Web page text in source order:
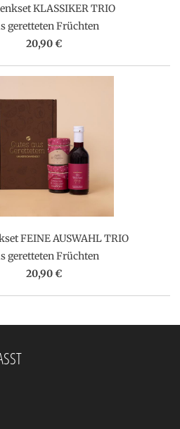
KLASSIKER TRIO
geretteten Früchten
20,90 €
FEINE AUSWAHL TRIO
geretteten Früchten
20,90 €